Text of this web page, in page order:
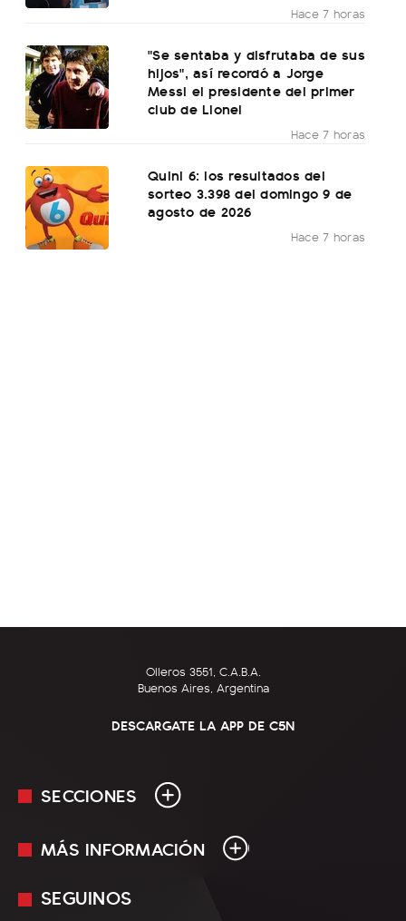
Hace 7 horas
"Se sentaba y disfrutaba de sus
hijos", así recordó a Jorge
Messi el presidente del primer
club de Lionel
Hace 7 horas
Quini 6: los resultados del
sorteo 3.398 del domingo 9 de
agosto de 2026
Hace 7 horas
Olleros 3551, C.A.B.A.
Buenos Aires, Argentina
DESCARGATE LA APP DE C5N
SECCIONES
En Vivo
MÁS INFORMACIÓN
Mediakit
SEGUINOS